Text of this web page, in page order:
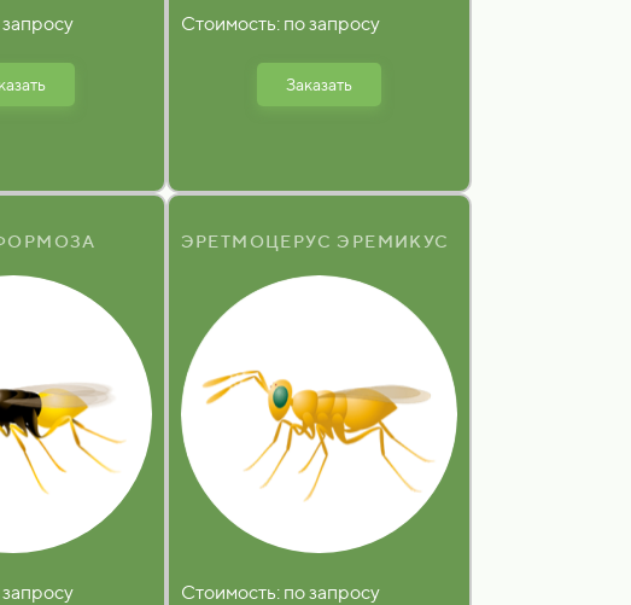
Стоимость: по запросу
Заказать
ЭРЕТМОЦЕРУС ЭРЕМИКУС
Стоимость: по запросу